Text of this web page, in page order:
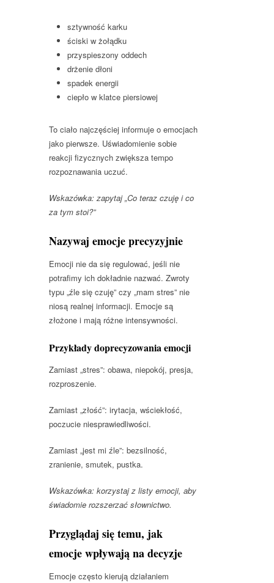
sztywność karku
ściski w żołądku
przyspieszony oddech
drżenie dłoni
spadek energii
ciepło w klatce piersiowej
To ciało najczęściej informuje o emocjach
jako pierwsze. Uświadomienie sobie
reakcji fizycznych zwiększa tempo
rozpoznawania uczuć.
Wskazówka: zapytaj „Co teraz czuję i co
za tym stoi?”
Nazywaj emocje precyzyjnie
Emocji nie da się regulować, jeśli nie
potrafimy ich dokładnie nazwać. Zwroty
typu „źle się czuję” czy „mam stres” nie
niosą realnej informacji. Emocje są
złożone i mają różne intensywności.
Przykłady doprecyzowania emocji
Zamiast „stres”: obawa, niepokój, presja,
rozproszenie.
Zamiast „złość”: irytacja, wściekłość,
poczucie niesprawiedliwości.
Zamiast „jest mi źle”: bezsilność,
zranienie, smutek, pustka.
Wskazówka: korzystaj z listy emocji, aby
świadomie rozszerzać słownictwo.
Przyglądaj się temu, jak
emocje wpływają na decyzje
Emocje często kierują działaniem